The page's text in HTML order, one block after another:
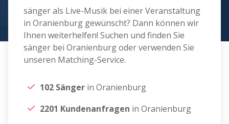
sänger als Live-Musik bei einer Veranstaltung
in Oranienburg gewünscht? Dann können wir
Ihnen weiterhelfen! Suchen und finden Sie
sänger bei Oranienburg oder verwenden Sie
unseren Matching-Service.
102 Sänger in Oranienburg
2201 Kundenanfragen in Oranienburg